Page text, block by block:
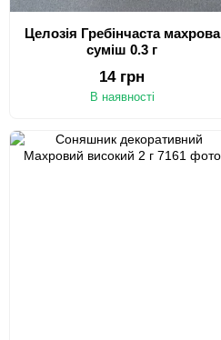
Целозія Гребінчаста махрова
суміш 0.3 г
14 грн
В наявності